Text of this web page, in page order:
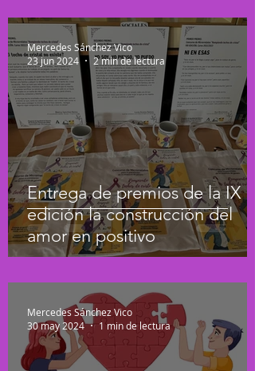
Entrega de premios de la IX
edición la construcción del
amor en positivo
Mercedes Sánchez Vico
23 jun 2024
2 min de lectura
Mercedes Sánchez Vico
30 may 2024
1 min de lectura